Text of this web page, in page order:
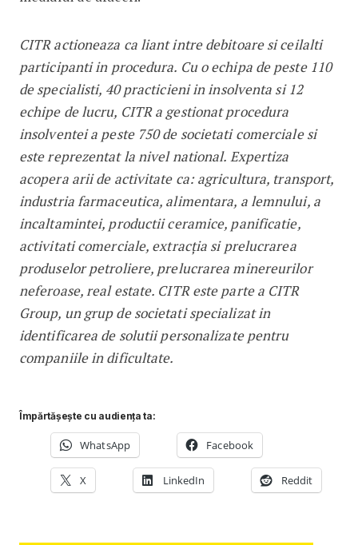
CITR actioneaza ca liant intre debitoare si ceilalti
participanti in procedura. Cu o echipa de peste 110
de specialisti, 40 practicieni in insolventa si 12
echipe de lucru, CITR a gestionat procedura
insolventei a peste 750 de societati comerciale si
este reprezentat la nivel national. Expertiza
acopera arii de activitate ca: agricultura, transport,
industria farmaceutica, alimentara, a lemnului, a
incaltamintei, productii ceramice, panificatie,
activitati comerciale, extracţia si prelucrarea
produselor petroliere, prelucrarea minereurilor
neferoase, real estate. CITR este parte a CITR
Group, un grup de societati specializat in
identificarea de solutii personalizate pentru
companiile in dificultate.
Împărtășește cu audiența ta:
WhatsApp Facebook
X LinkedIn Reddit